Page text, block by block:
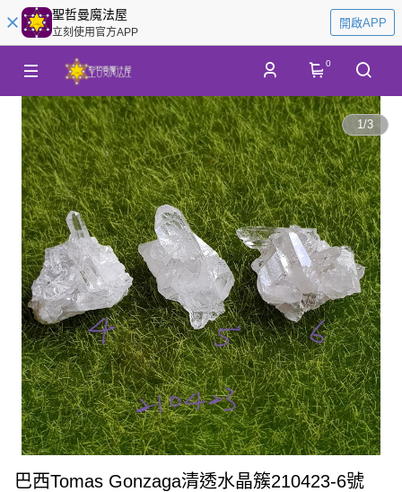
聖哲曼魔法屋
立刻使用官方APP
開啟APP
0
1/3
巴西Tomas Gonzaga清透水晶簇210423-6號